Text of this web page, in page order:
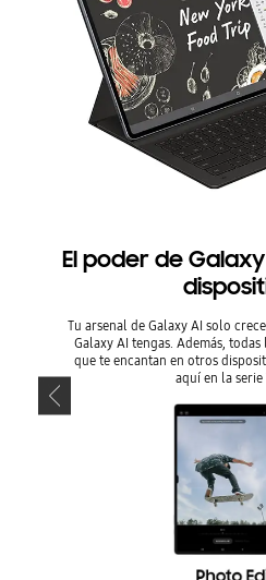
El poder de
Tu arsenal de Galaxy AI solo
Galaxy AI tengas. Además,
que te encantan en otros
aquí en la serie